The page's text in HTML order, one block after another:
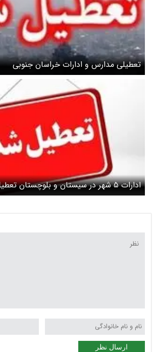
تعطیلی مدارس و ادارات خراسان جنوبی
ادارات ۵ شهر در سیستان و بلوچستان تعطیل شد
ارسال نظر